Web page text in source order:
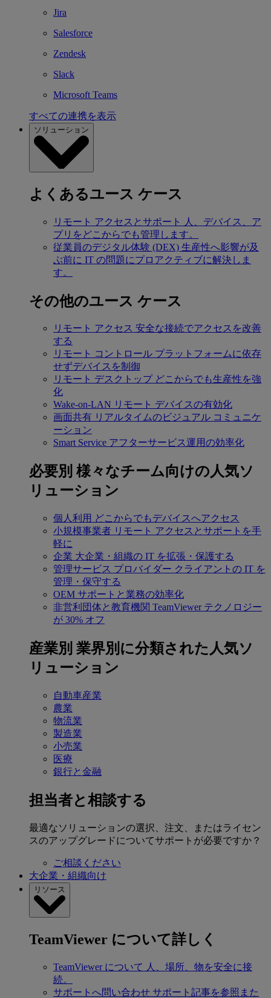
Jira
Salesforce
Zendesk
Slack
Microsoft Teams
すべての連携を表示
ソリューション
よくあるユース ケース
リモート アクセスとサポート
人、デバイス、ア
プリをどこからでも管理します。
従業員のデジタル体験 (DEX) 生産性へ影響が及
ぶ前に IT の問題にプロアクティブに解決しま
す。
その他のユース ケース
リモート アクセス 安全な接続でアクセスを改善
する
リモート コントロール プラットフォームに依存
せずデバイスを制御
リモート デスクトップ どこからでも生産性を強
化
Wake-on-LAN リモート デバイスの有効化
画面共有 リアルタイムのビジュアル コミュニケ
ーション
Smart Service アフターサービス運用の効率化
必要別 様々なチーム向けの人気ソ
リューション
個人利用 どこからでもデバイスへアクセス
小規模事業者 リモート アクセスとサポートを手
軽に
企業 大企業・組織の IT を拡張・保護する
管理サービス プロバイダー クライアントの IT を
管理・保守する
OEM サポートと業務の効率化
非営利団体と教育機関 TeamViewer テクノロジー
が 30% オフ
産業別 業界別に分類された人気ソ
リューション
自動車産業
農業
物流業
製造業
小売業
医療
銀行と金融
担当者と相談する
最適なソリューションの選択、注文、またはライセン
スのアップグレードについてサポートが必要ですか？
ご相談ください
大企業・組織向け
リソース
TeamViewer について詳しく
TeamViewer について 人、場所、物を安全に接
続。
サポートへ問い合わせ サポート記事を参照また